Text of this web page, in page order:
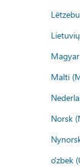
Malti
Norsk
o'zbek